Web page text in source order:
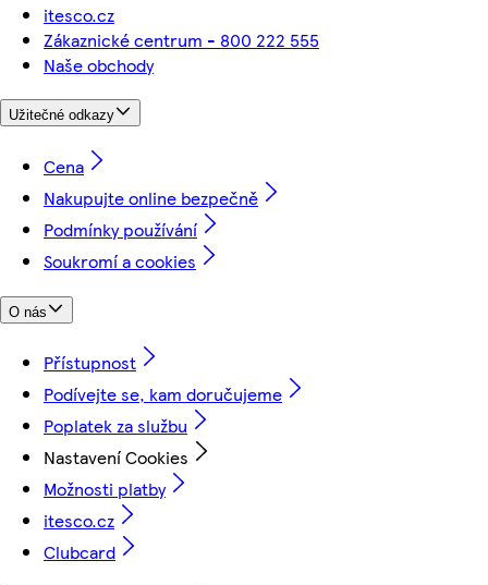
itesco.cz
Zákaznické centrum - 800 222 555
Naše obchody
Užitečné odkazy
Cena
Nakupujte online bezpečně
Podmínky používání
Soukromí a cookies
O nás
Přístupnost
Podívejte se, kam doručujeme
Poplatek za službu
Nastavení Cookies
Možnosti platby
itesco.cz
Clubcard